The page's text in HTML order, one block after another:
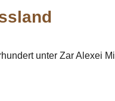
unter Zar Alexei